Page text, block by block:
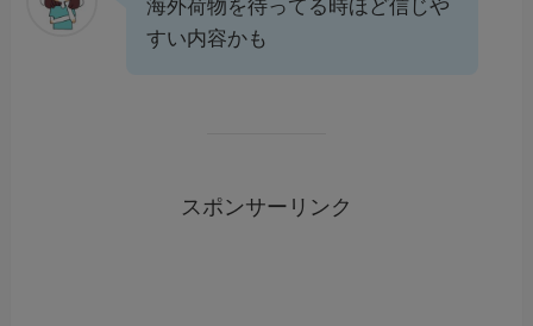
海外荷物を待ってる時ほど信じや
すい内容かも
スポンサーリンク